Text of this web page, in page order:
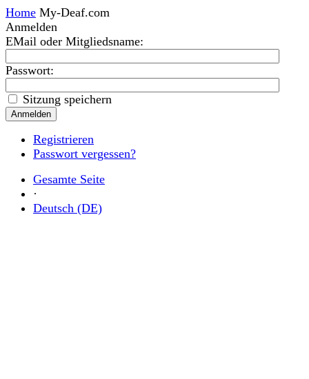
Home My-Deaf.com
Anmelden
EMail oder Mitgliedsname:
Passwort:
Sitzung speichern
Registrieren
Passwort vergessen?
Gesamte Seite
·
Deutsch (DE)